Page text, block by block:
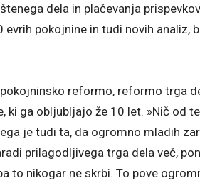
dela in plačevanja
pokojnine in tudi novih analiz,
reformo, reformo trga
ga obljubljajo že 10 let. »Nič od
je tudi ta, da ogromno mladih
prilagodljivega trga dela več,
to nikogar ne skrbi. To pove